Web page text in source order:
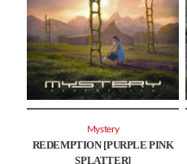
REDEMPTION [PURPLE PINK
SPLATTER]
Mystery